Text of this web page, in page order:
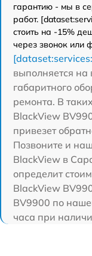
гарантию - мы в
работ.
стоить на -15%
через звонок или
выполняется на
габаритного
ремонта. В
BlackView
привезет
Позвоните и
BlackView в
определит
BlackView
BV9900 по
часа при